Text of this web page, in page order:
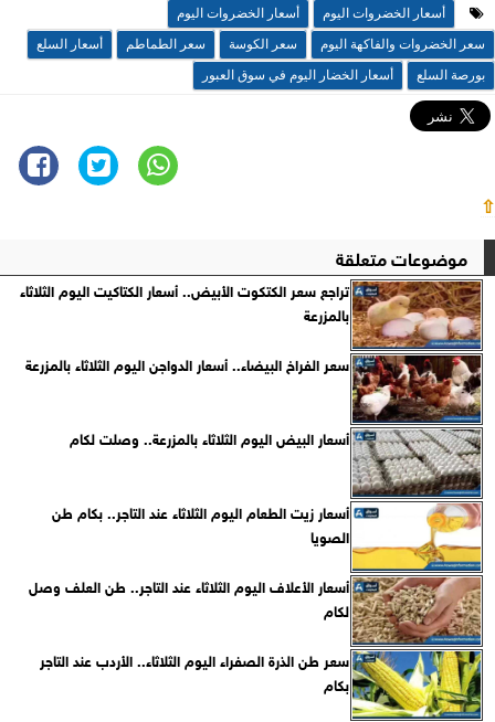
أسعار الخضروات اليوم
أسعار الخضروات اليوم
سعر الخضروات والفاكهة اليوم
سعر الكوسة سعر الطماطم
أسعار السلع
بورصة السلع
أسعار الخضار اليوم في سوق العبور
⇧
موضوعات متعلقة
تراجع سعر الكتكوت الأبيض.. أسعار الكتاكيت اليوم الثلاثاء
بالمزرعة
سعر الفراخ البيضاء.. أسعار الدواجن اليوم الثلاثاء بالمزرعة
أسعار البيض اليوم الثلاثاء بالمزرعة.. وصلت لكام
أسعار زيت الطعام اليوم الثلاثاء عند التاجر.. بكام طن
الصويا
أسعار الأعلاف اليوم الثلاثاء عند التاجر.. طن العلف وصل
لكام
سعر طن الذرة الصفراء اليوم الثلاثاء.. الأردب عند التاجر
بكام